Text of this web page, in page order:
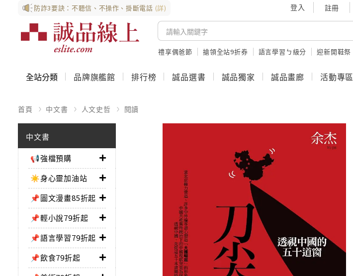
防詐3要訣：不聽信、不操作、掛斷電話 (詳) 登入 註冊
禮享偶爸節 搶領全站9折券 語言學習ㄅ級分 迎新開鞋祭
全站分類 品牌旗艦館 排行榜 誠品選書 誠品獨家 誠品畫廊 活動專區
首頁 中文書 人文史哲 閱讀
中文書
📢強檔預購
☀️身心靈加油站
📌圖文漫畫85折起
📌輕小說79折起
📌語言學習79折起
📌飲食79折起